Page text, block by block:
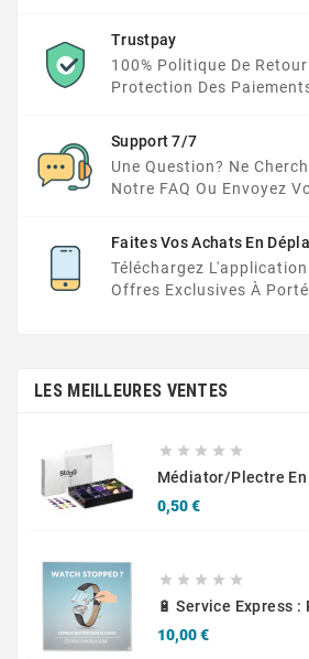
Trustpay
100% Politique De
Protection Des
Support 7/7
Une Question? Ne
Notre FAQ Ou Envoyez
Faites Vos Achats En
Téléchargez
Offres Exclusives À
LES MEILLEURES VENTES
    
0,50 €Prix
    
10,00 €Prix